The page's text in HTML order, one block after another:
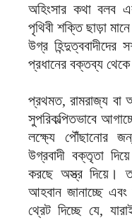
অহিংসার কথা বলব
পৃথিবী শক্তি ছাড়া
উগ্র হিন্দুত্ববাদীদের
প্রধানের বক্তব্য থেকে
প্রথমত, রামরাজ্য বা
সুপরিকল্পিতভাবে
লক্ষ্যে পৌঁছানোর
উগ্রবাদী বক্তৃতা
করছে অস্ত্র দিয়ে।
আহবান জানাচ্ছে এবং
থ্রেট দিচ্ছে যে,